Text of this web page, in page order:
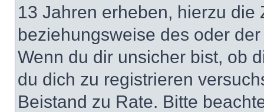
13 Jahren erheben, hierzu die
beziehungsweise des oder
Wenn du dir unsicher bist, ob
du dich zu registrieren
Beistand zu Rate. Bitte